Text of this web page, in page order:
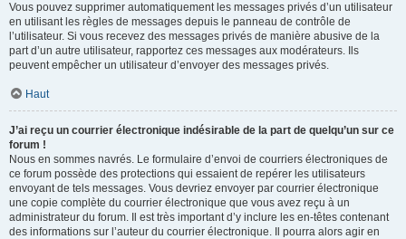
Vous pouvez supprimer automatiquement les messages privés d’un utilisateur
en utilisant les règles de messages depuis le panneau de contrôle de
l’utilisateur. Si vous recevez des messages privés de manière abusive de la
part d’un autre utilisateur, rapportez ces messages aux modérateurs. Ils
peuvent empêcher un utilisateur d’envoyer des messages privés.
Haut
J’ai reçu un courrier électronique indésirable de la part de quelqu’un sur ce
forum !
Nous en sommes navrés. Le formulaire d’envoi de courriers électroniques de
ce forum possède des protections qui essaient de repérer les utilisateurs
envoyant de tels messages. Vous devriez envoyer par courrier électronique
une copie complète du courrier électronique que vous avez reçu à un
administrateur du forum. Il est très important d’y inclure les en-têtes contenant
des informations sur l’auteur du courrier électronique. Il pourra alors agir en